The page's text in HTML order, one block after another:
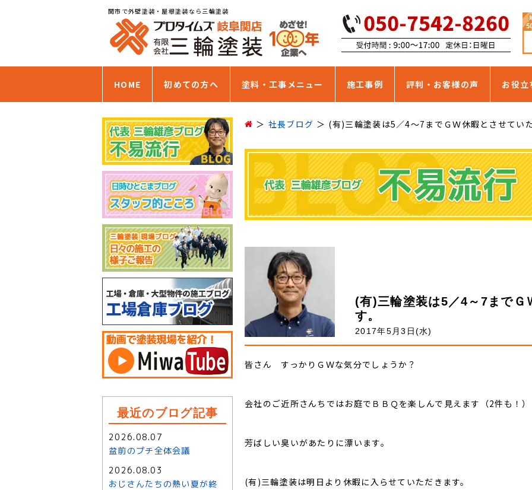
関市で外壁塗装・屋根塗装なら三輪塗装
HOME 初めての方へ 塗料・工事メニュー 施工事例 評判・お客様の声 お役立
社長ブログ (有)三輪塗装は5／4～7までＧＷ休暇とさせてい
(有)三輪塗装は5／4～7までＧ
す。
2017年5月3日(水)
皆さん すっかりＧＷな気分でしょうか？
会社のご近所さんちではお庭でＢＢＱを楽しんで見えます（2件も！）
芳ばしい臭いがあたりに漂います。
(有)三輪塗装は明日より休暇に入らせていただきます。
最近のブログ記事
2026.08.07
盆前のプチ全体会議
2026.08.03
おじさんたちの熱い夏が終